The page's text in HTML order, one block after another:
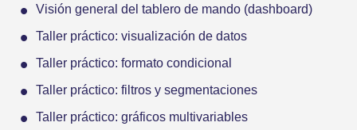
Visión general del tablero de mando (dashboard)
Taller práctico: visualización de datos
Taller práctico: formato condicional
Taller práctico: filtros y segmentaciones
Taller práctico: gráficos multivariables